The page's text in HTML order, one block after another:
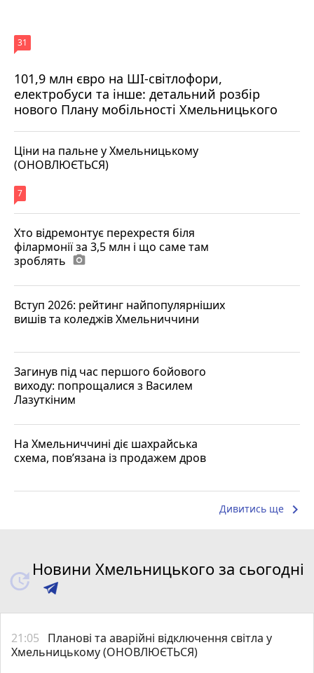
101,9 млн євро на ШІ-світлофори,
електробуси та інше: детальний розбір
нового Плану мобільності Хмельницького
31
Ціни на пальне у Хмельницькому
(ОНОВЛЮЄТЬСЯ)
7
Хто відремонтує перехрестя біля
філармонії за 3,5 млн і що саме там
зроблять photo_camera
Вступ 2026: рейтинг найпопулярніших
вишів та коледжів Хмельниччини
Загинув під час першого бойового
виходу: попрощалися з Василем
Лазуткіним
На Хмельниччині діє шахрайська
схема, пов’язана із продажем дров
Дивитись ще keyboard_arrow_right
Новини Хмельницького за сьогодні
21:05
Планові та аварійні відключення світла у
Хмельницькому (ОНОВЛЮЄТЬСЯ)